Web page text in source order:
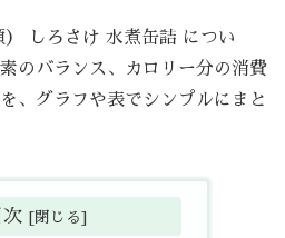
） しろさけ 水煮缶詰 につい
のバランス、カロリー分の消費
、グラフや表でシンプルにまと
次